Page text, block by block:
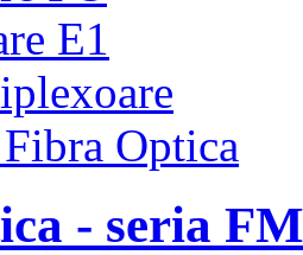
E1
Optica
- seria